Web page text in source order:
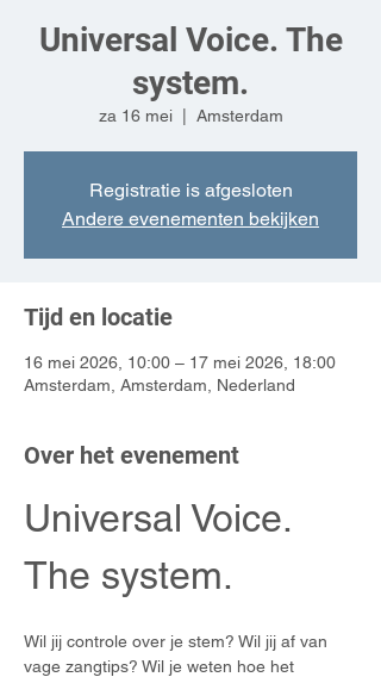
Universal Voice. The
system.
za 16 mei
  |
Amsterdam
Registratie is afgesloten
Andere evenementen bekijken
Tijd en locatie
16 mei 2026, 10:00 – 17 mei 2026, 18:00
Amsterdam, Amsterdam, Nederland
Over het evenement
Universal Voice.
The system.
Wil jij controle over je stem? Wil jij af van
vage zangtips? Wil je weten hoe het